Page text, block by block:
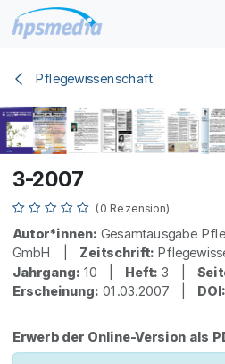
Zum Inhalt springen
Pflegewissenschaft
3-2007
(0 Rezension)
Autor*innen: Gesamtausgabe
GmbH | Zeitschrift:
Jahrgang: 10 | Heft: 3 |
Erscheinung: 01.03.2007 | DOI:
Erwerb der Online-Version als